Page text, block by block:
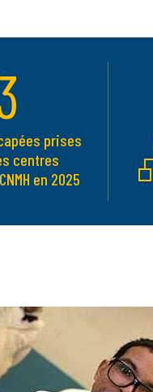
prises
centres
en 2025